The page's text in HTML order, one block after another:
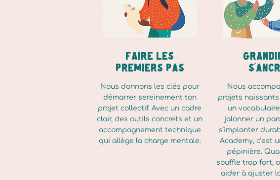
Faire les
premiers pas
Nous donnons les clés pour
démarrer sereinement ton
projet collectif. Avec un cadre
clair, des outils concrets et un
accompagnement technique
qui allège la charge mentale.
Nous
projets
un
jalonner un
s’implanter
Academy, c’est
pépinière.
souffle trop fort,
aider à ajuster